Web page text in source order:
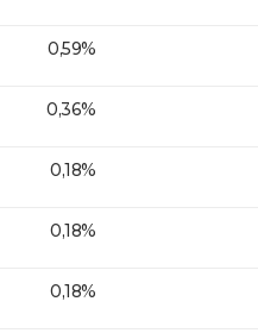
0,59%
0,36%
0,18%
0,18%
0,18%